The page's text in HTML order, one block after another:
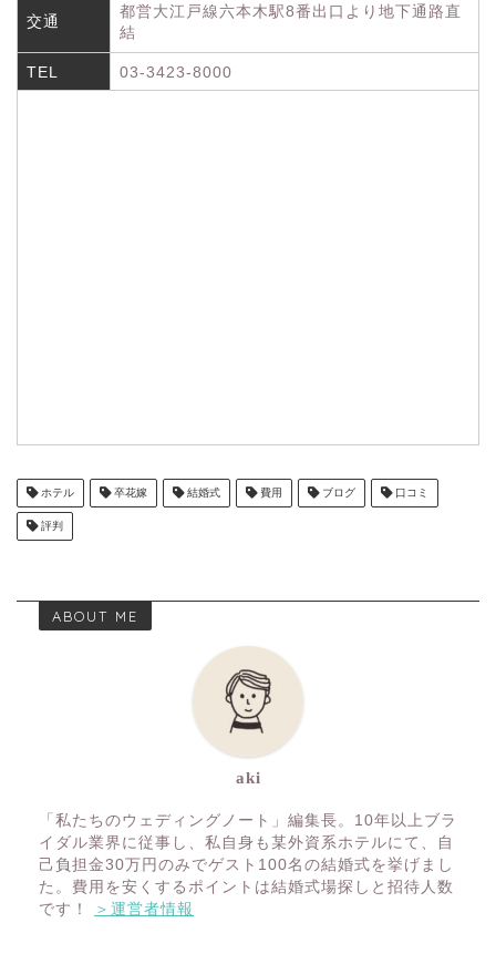
交通
都営大江戸線六本木駅8番出口より地下通路直
結
TEL 03-3423-8000
ホテル 卒花嫁 結婚式 費用 ブログ 口コミ
評判
ABOUT ME
aki
「私たちのウェディングノート」編集長。10年以上ブラ
イダル業界に従事し、私自身も某外資系ホテルにて、自
己負担金30万円のみでゲスト100名の結婚式を挙げまし
た。費用を安くするポイントは結婚式場探しと招待人数
です！
＞運営者情報